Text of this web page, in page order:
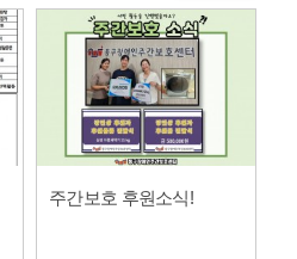
주간보호 후원소식!